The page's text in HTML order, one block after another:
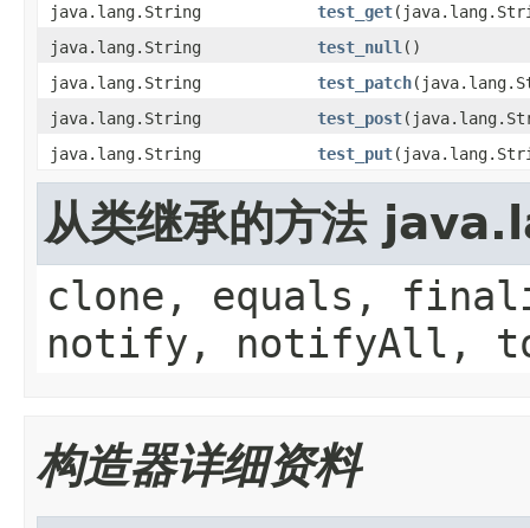
java.lang.String
test_get
java.lang.String
test_null ()
java.lang.String
test_patch
java.lang.String
test_post
java.lang.String
test_put
从类继承的方法
clone, equals,
notify, notifyAll,
构造器详细资料